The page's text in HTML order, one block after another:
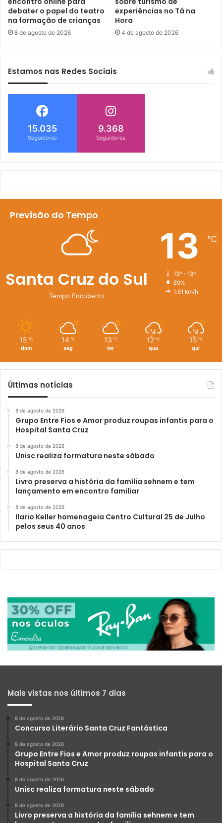
debater o papel do teatro
na formação de crianças
8 de agosto de 2026
experiências no Tá na
Hora
4 de agosto de 2026
Estamos nas Redes Sociais
15.035
Seguidores
9.368
Seguidores
Previsão do Tempo
Santa Cruz do Sul
Tempo Encoberto
13 ℃
13º - 13º
89%
1.61 km/h
15 ℃
dom
14 ℃
seg
13 ℃
ter
12 ℃
qua
15 ℃
qui
Últimas notícias
8 de agosto de 2026
Grupo Entre Fios e Amor produz roupas infantis para o
Hospital Santa Cruz
8 de agosto de 2026
Unisc realiza formatura neste sábado
8 de agosto de 2026
Livro preserva a história da família sehnem e tem
lançamento em encontro familiar
8 de agosto de 2026
Ilario Keller homenageia Centro Cultural 25 de Julho
pelos seus 40 anos
Mais vistas nos últimos 7 dias
8 de agosto de 2026
Concurso Literário Santa Cruz Fantástica
8 de agosto de 2026
Grupo Entre Fios e Amor produz roupas infantis para o
Hospital Santa Cruz
8 de agosto de 2026
Unisc realiza formatura neste sábado
8 de agosto de 2026
Livro preserva a história da família sehnem e tem